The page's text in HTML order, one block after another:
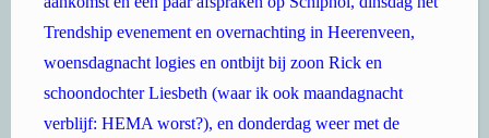
Trendship evenement en overnachting in Heerenveen,
woensdagnacht logies en ontbijt bij zoon Rick en
schoondochter Liesbeth (waar ik ook maandagnacht
verblijf: HEMA worst?), en donderdag weer met de